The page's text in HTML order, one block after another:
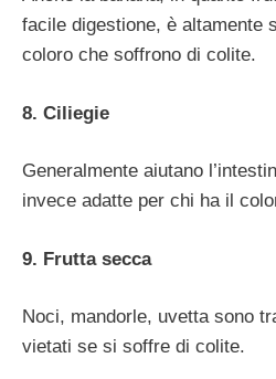
facile digestione, è altamente
coloro che soffrono di colite.
8. Ciliegie
Generalmente aiutano
invece adatte per chi ha il
9. Frutta secca
Noci, mandorle, uvetta sono
vietati se si soffre di colite.